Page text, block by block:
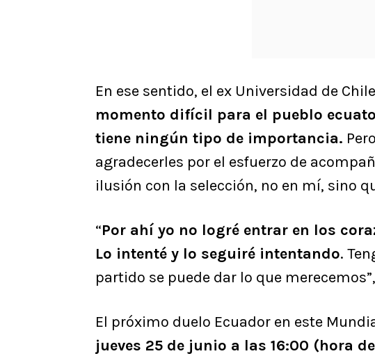
En ese sentido, el ex Universidad de
momento difícil para el pueblo
tiene ningún tipo de importancia.
agradecerles por el esfuerzo de
ilusión con la selección, no en mí, sino
“Por ahí yo no logré entrar en los
Lo intenté y lo seguiré intentando.
partido se puede dar lo que
El próximo duelo Ecuador en este
jueves 25 de junio a las 16:00 (hora